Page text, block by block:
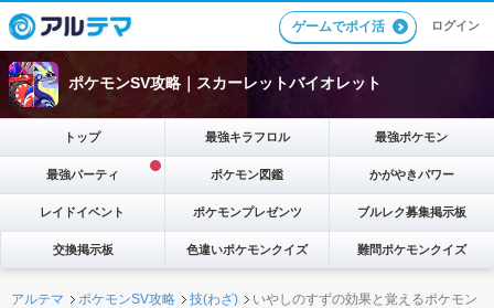
ゲームでポイ活 ログイン
ポケモンSV攻略｜スカーレットバイオレット
トップ 最強キラフロル 最強ポケモン
最強パーティ ポケモン図鑑 かがやきパワー
レイドイベント ポケモンプレゼンツ ブルレク募集掲示板
交換掲示板 色違いポケモンクイズ 難問ポケモンクイズ
アルテマ ポケモンSV攻略 技(わざ) いやしのすずの効果と覚えるポケモン